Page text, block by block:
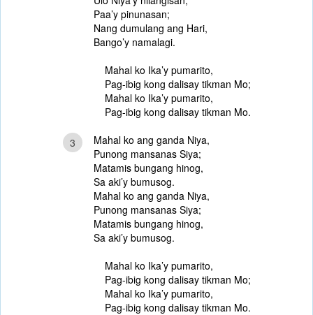
Paa’y pinunasan;
Nang dumulang ang Hari,
Bango’y namalagi.
Mahal ko Ika’y pumarito,
Pag-ibig kong dalisay tikman Mo;
Mahal ko Ika’y pumarito,
Pag-ibig kong dalisay tikman Mo.
3
Mahal ko ang ganda Niya,
Punong mansanas Siya;
Matamis bungang hinog,
Sa aki’y bumusog.
Mahal ko ang ganda Niya,
Punong mansanas Siya;
Matamis bungang hinog,
Sa aki’y bumusog.
Mahal ko Ika’y pumarito,
Pag-ibig kong dalisay tikman Mo;
Mahal ko Ika’y pumarito,
Pag-ibig kong dalisay tikman Mo.